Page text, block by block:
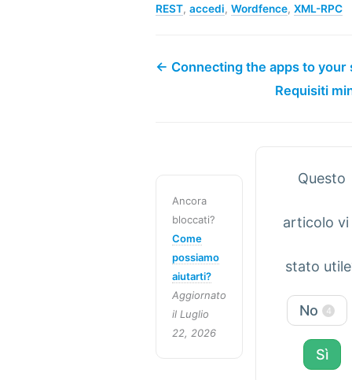
REST, accedi, Wordfence, XML-RPC
← Connecting the apps to your
Requisiti
Ancora
bloccati?
Come
possiamo
aiutarti?
Aggiornato
il Luglio
22, 2026
Questo
articolo vi
stato
No 4
Sì